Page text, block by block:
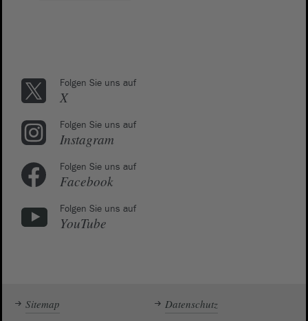
Folgen Sie uns auf
X
Folgen Sie uns auf
Instagram
Folgen Sie uns auf
Facebook
Folgen Sie uns auf
YouTube
Sitemap Datenschutz